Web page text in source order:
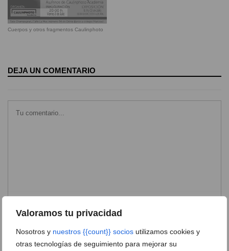
Valoramos tu privacidad
Nosotros y nuestros {{count}} socios utilizamos cookies y
otras tecnologías de seguimiento para mejorar su
Cuerpos y otros fragmentos Caulinphoto
DEJA UN COMENTARIO